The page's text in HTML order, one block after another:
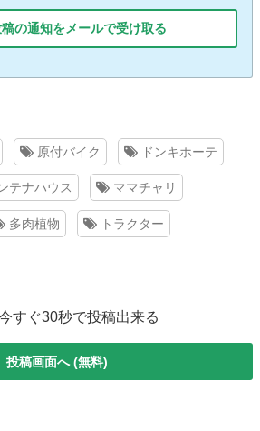
の通知をメールで受け取る
原付バイク ドンキホーテ
テナハウス ママチャリ
多肉植物 トラクター
すぐ30秒で投稿出来る
投稿画面へ (無料)